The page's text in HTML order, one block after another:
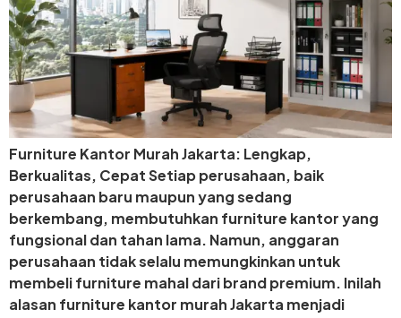
Furniture Kantor Murah Jakarta: Lengkap,
Berkualitas, Cepat Setiap perusahaan, baik
perusahaan baru maupun yang sedang
berkembang, membutuhkan furniture kantor yang
fungsional dan tahan lama. Namun, anggaran
perusahaan tidak selalu memungkinkan untuk
membeli furniture mahal dari brand premium. Inilah
alasan furniture kantor murah Jakarta menjadi